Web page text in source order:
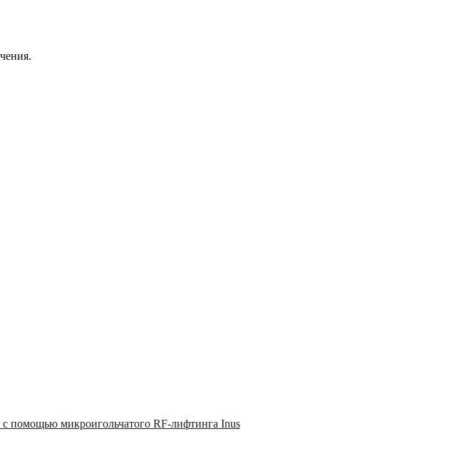
помощью микроигольчатого RF-лифтинга Inus